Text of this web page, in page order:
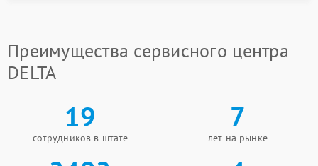
Преимущества сервисного центра
DELTA
19
сотрудников в штате
7
лет на рынке